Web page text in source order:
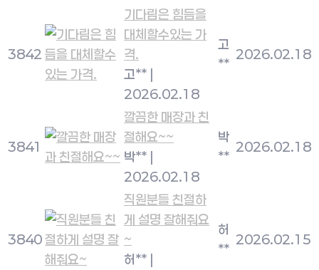
3842
기다림은 힘듬을
대체할수있는 가
격.
고**
2026.02.18
고
**
2026.02.18
3841
깔끔한 매장과 친
절해요~~
박**
2026.02.18
박
**
2026.02.18
3840
직원분들 친절하
게 설명 잘해줘요
~
허**
허
**
2026.02.15